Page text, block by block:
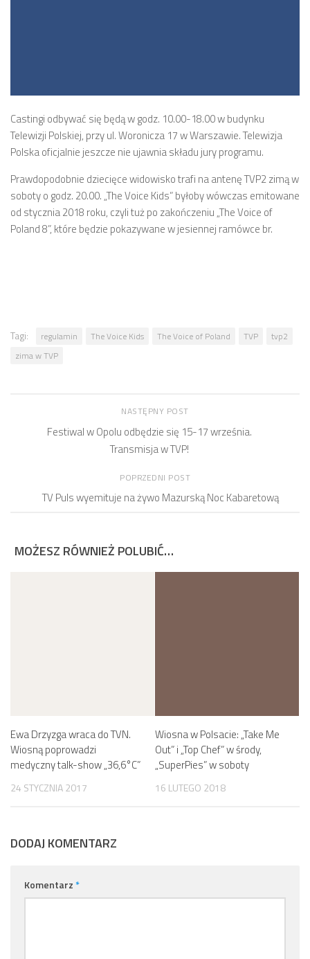
Castingi odbywać się będą w godz. 10.00-18.00 w budynku
Telewizji Polskiej, przy ul. Woronicza 17 w Warszawie. Telewizja
Polska oficjalnie jeszcze nie ujawnia składu jury programu.
Prawdopodobnie dziecięce widowisko trafi na antenę TVP2 zimą w
soboty o godz. 20.00. „The Voice Kids” byłoby wówczas emitowane
od stycznia 2018 roku, czyli tuż po zakończeniu „The Voice of
Poland 8”, które będzie pokazywane w jesiennej ramówce br.
Tagi: regulamin The Voice Kids The Voice of Poland TVP
tvp2
zima w TVP
NASTĘPNY POST
Festiwal w Opolu odbędzie się 15-17 września.
Transmisja w TVP!
POPRZEDNI POST
TV Puls wyemituje na żywo Mazurską Noc Kabaretową
MOŻESZ RÓWNIEŻ POLUBIĆ…
Ewa Drzyzga wraca do TVN.
Wiosną poprowadzi
medyczny talk-show „36,6°C”
24 STYCZNIA 2017
Wiosna w Polsacie: „Take Me
Out” i „Top Chef” w środy,
„SuperPies” w soboty
16 LUTEGO 2018
DODAJ KOMENTARZ
Komentarz*